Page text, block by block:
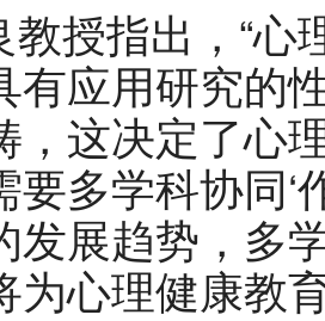
授指出，“心
有应用研究的
，这决定了心
要多学科协同‘
发展趋势，多
为心理健康教